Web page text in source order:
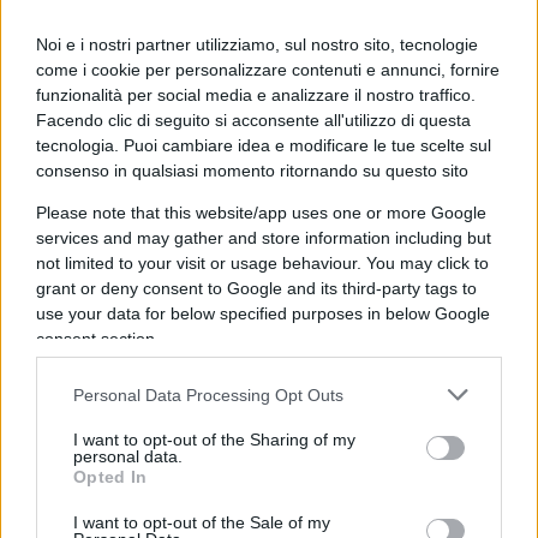
Noi e i nostri partner utilizziamo, sul nostro sito, tecnologie
come i cookie per personalizzare contenuti e annunci, fornire
funzionalità per social media e analizzare il nostro traffico.
Facendo clic di seguito si acconsente all'utilizzo di questa
tecnologia. Puoi cambiare idea e modificare le tue scelte sul
consenso in qualsiasi momento ritornando su questo sito
Please note that this website/app uses one or more Google
services and may gather and store information including but
not limited to your visit or usage behaviour. You may click to
grant or deny consent to Google and its third-party tags to
use your data for below specified purposes in below Google
consent section.
Personal Data Processing Opt Outs
I want to opt-out of the Sharing of my
personal data.
Opted In
I want to opt-out of the Sale of my
aumentare la spesa pubblica di cento miliardi
lasciando invariato il debito pubblico, il PIL al
denominatore aumenta, riducendo il rapporto
debito/PIL.
Per comprendere meglio il meccanismo,
ipotizziamo che il governo voglia costruire un
ospedale da cento milioni di euro. Oggi come lo
finanzierebbe? Ci sono tre possibilità. La prima,
aumentare le tasse, ma siamo già a un livello tale
seconda, tagliare la spesa pubblica, ma mando in
recessione un altro settore dell’economia. La terza
modalità è quella di
sui mercati finanziari. Ammesso che vada in